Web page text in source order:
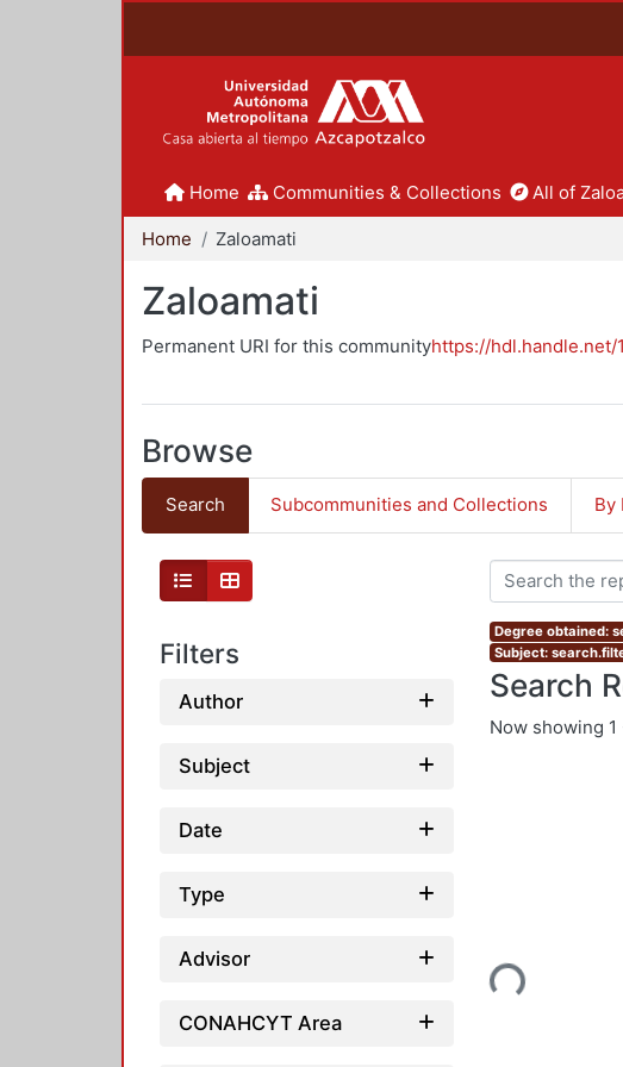
Home Communities & Collections All of
Home Zaloamati
Zaloamati
Permanent URI for this communityhttps://hdl.handle.net/
Browse
Search Subcommunities and Collections By
Filters
Author
Subject
Date
Type
Advisor
CONAHCYT Area
Degree obtained:
Subject:
Search
Now showing 1
Loading...